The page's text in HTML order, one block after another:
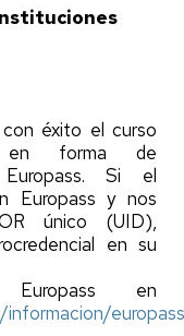
éxito el curso
en forma de
Europass. Si el
Europass y nos
único (UID),
en su
en
informacion/europass